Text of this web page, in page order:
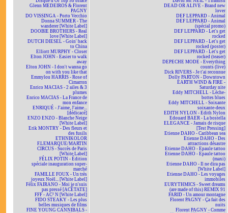
Glenn MEDEIROS & Florent
PAGNY
DO VISSINGA - Porto Vecchio
Donna SUMMER - The
wanderer [White Label]
DOOBIE BROTHERS - Real
love [White Label]
DUTCH DIESEL - Goin' back
to China
Elliott MURPHY - Closer
Elton JOHN - Easier to walk
away
Elton JOHN - I don't wanna go
on with you like that
Emmylou HARRIS - Rose of
Cimarron
Enrico MACIAS - 2 ailes & 3
plumes
Enrico MACIAS - La France de
mon enfance
ENRIQUÉ - J'aime, J'aime...
[dédicacé]
ENZO ENZO - Blanche Neige
[White Label]
Erik MONTRY - Des fleurs et
des fusils
ETHNIKOLOR
F.LEMARQUE/MARTIN
CIRCUS - Succès de Paris
[White Label]
FÉLIX POTIN - Édition
spéciale inauguration super-
marché
FAMILLE FOUX - Un très
joyeux Noël... [White Label]
Félix FAIRANO - Moi je n'suis
pas pressé [ACÉTATE]
FFF - AC² N [White Label]
FIDO STEAKY - Les plus
belles musiques de films
FINE YOUNG CANNIBALS -
DEAD OR ALIVE - Brand new
lover
DEF LEPPARD - Animal
DEF LEPPARD - Animal
(spécial promo)
DEF LEPPARD - Let's get
rocked
DEF LEPPARD - Let's get
rocked (poster)
DEF LEPPARD - Let's get
rocked (teaser)
DEPECHE MODE - Everything
counts (live)
Dick RIVERS - Je t'ai reconnue
Dolly PARTON - Downtown
EARTH WIND & FIRE -
Saturday nite
Eddy MITCHELL - Lèche-
bottes blues
Eddy MITCHELL - Soixante
soixante-deux
EDITH NYLON - Edith Nylon
Edouard BAER - La bostella
ELEGANCE - Jamais de risque
[Test Pressing]
Etienne DAHO - Caribbean sea
Etienne DAHO - Des
attractions désastre
Etienne DAHO - Epaule tattoo
Etienne DAHO - Epaule tattoo
(maxi)
Etienne DAHO - Il ne dira pas
[White Label]
Etienne DAHO - Les voyages
immobiles
EURYTHMICS - Sweet dreams
(are made of this) REMIX 91
FARID - Un amour montagne
Florent PAGNY - Ça fait des
nuits
Florent PAGNY - Comme